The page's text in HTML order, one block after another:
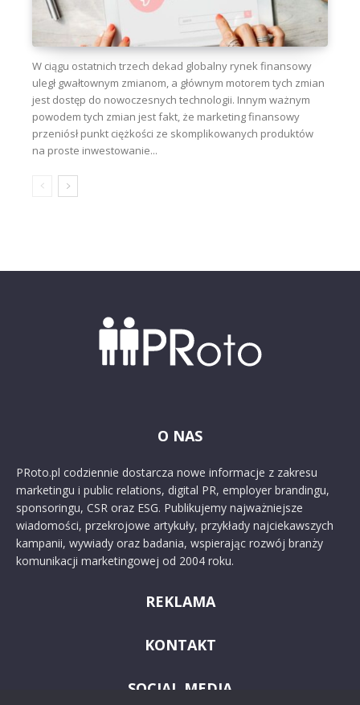
W ciągu ostatnich trzech dekad globalny rynek finansowy
uległ gwałtownym zmianom, a głównym motorem tych zmian
jest dostęp do nowoczesnych technologii. Innym ważnym
powodem tych zmian jest fakt, że marketing finansowy
przeniósł punkt ciężkości ze skomplikowanych produktów
na proste inwestowanie...
O NAS
PRoto.pl codziennie dostarcza nowe informacje z zakresu
marketingu i public relations, digital PR, employer brandingu,
sponsoringu, CSR oraz ESG. Publikujemy najważniejsze
wiadomości, przekrojowe artykuły, przykłady najciekawszych
kampanii, wywiady oraz badania, wspierając rozwój branży
komunikacji marketingowej od 2004 roku.
REKLAMA
KONTAKT
SOCIAL MEDIA